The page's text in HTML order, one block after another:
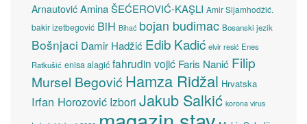
Arnautović Amina ŠEĆEROVIĆ-KAŞLI Amir Sijamhodžić.
bakir izetbegović BiH Bihać bojan budimac Bosanski jezik
Bošnjaci Damir Hadžić Edib Kadić elvir resić Enes
Ratkušić enisa alagić fahrudin vojić Faris Nanić Filip
Mursel Begović Hamza Ridžal Hrvatska
Irfan Horozović Izbori Jakub Salkić korona virus